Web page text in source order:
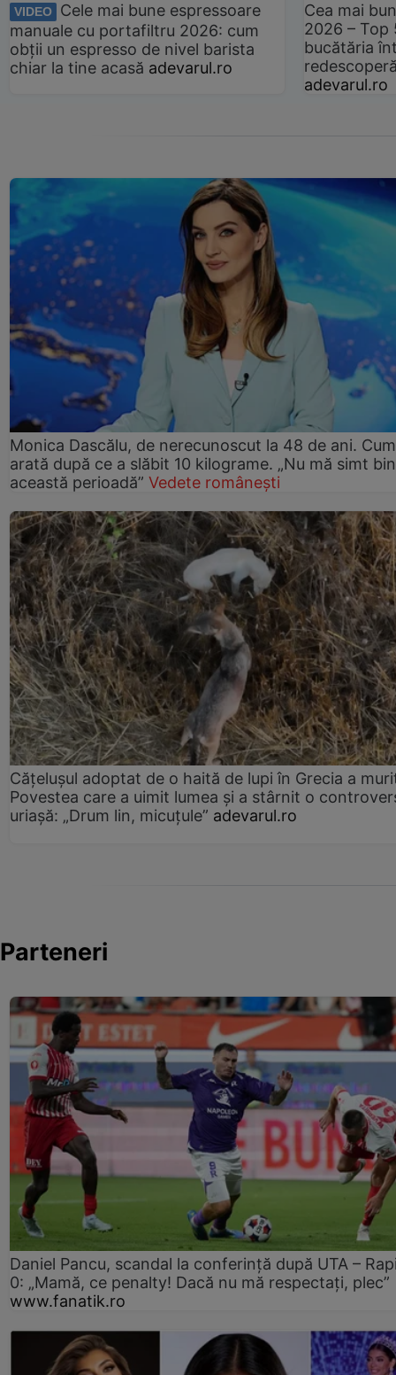
VIDEO
Cele mai bune espressoare
manuale cu portafiltru 2026: cum
obții un espresso de nivel barista
chiar la tine acasă adevarul.ro
Cea mai
2026 –
bucătăria
adevarul.ro
Monica Dascălu, de nerecunoscut la 48 de ani. Cum
arată după ce a slăbit 10 kilograme. „Nu mă simt
această perioadă” Vedete românești
Cățelușul adoptat de o haită de lupi în Grecia a
Povestea care a uimit lumea și a stârnit o
uriașă: „Drum lin, micuțule” adevarul.ro
Parteneri
Daniel Pancu, scandal la conferință după UTA –
0: „Mamă, ce penalty! Dacă nu mă respectați, plec”
www.fanatik.ro